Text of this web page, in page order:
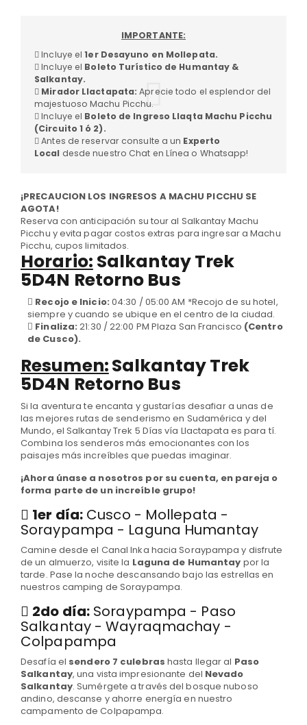
IMPORTANTE:
Incluye el1er Desayuno en Mollepata.
Incluye el Boleto Turístico de Humantay &
Salkantay.
Mirador Llactapata:Aprecie todo el esplendor del
majestuoso Machu Picchu.
Incluye el Boleto de Ingreso Llaqta Machu Picchu
(Circuito 1 ó 2).
Antes de reservar consulte a un Experto
Local desde nuestro Chat en Línea o Whatsapp!
¡PRECAUCION LOS INGRESOS A MACHU PICCHU SE
AGOTA!
Reserva con anticipación su tour al Salkantay Machu
Picchu y evita pagar costos extras para ingresar a Machu
Picchu, cupos limitados.
Horario: Salkantay Trek
5D4N Retorno Bus
Recojo e Inicio: 04:30 / 05:00 AM *Recojo de su hotel,
siempre y cuando se ubique en el centro de la ciudad.
Finaliza: 21:30 / 22:00 PM Plaza San Francisco (Centro
de Cusco).
Resumen:Salkantay Trek
5D4N Retorno Bus
Si la aventura te encanta y gustarías desafiar a unas de
las mejores rutas de senderismo en Sudamérica y del
Mundo, el Salkantay Trek 5 Días vía Llactapata es para tí.
Combina los senderos más emocionantes con los
paisajes más increíbles que puedas imaginar.
¡Ahora únase a nosotros por su cuenta, en pareja o
forma parte de un increíble grupo!
1er día: Cusco - Mollepata -
Soraypampa - Laguna Humantay
Camine desde el Canal Inka hacia Soraypampa y disfrute
de un almuerzo, visite la Laguna de Humantay por la
tarde. Pase la noche descansando bajo las estrellas en
nuestros camping de Soraypampa.
2do día: Soraypampa - Paso
Salkantay - Wayraqmachay -
Colpapampa
Desafía el sendero 7 culebras hasta llegar al Paso
Salkantay, una vista impresionante del Nevado
Salkantay. Sumérgete a través del bosque nuboso
andino, descanse y ahorre energía en nuestro
campamento de Colpapampa.